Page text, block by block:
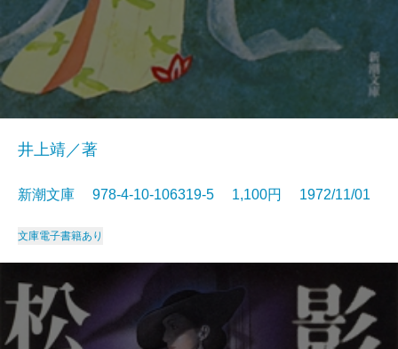
井上靖／著
新潮文庫 978-4-10-106319-5 1,100円 1972/11/01
文庫電子書籍あり